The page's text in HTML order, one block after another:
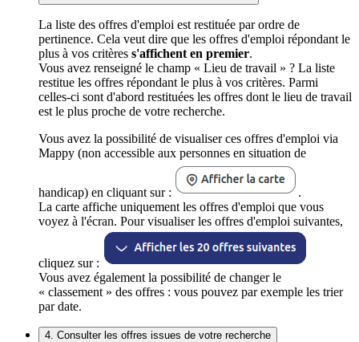
La liste des offres d'emploi est restituée par ordre de
pertinence. Cela veut dire que les offres d'emploi répondant le
plus à vos critères s'affichent en premier.
Vous avez renseigné le champ « Lieu de travail » ? La liste
restitue les offres répondant le plus à vos critères. Parmi
celles-ci sont d'abord restituées les offres dont le lieu de travail
est le plus proche de votre recherche.
Vous avez la possibilité de visualiser ces offres d'emploi via
Mappy (non accessible aux personnes en situation de
handicap) en cliquant sur :
.
La carte affiche uniquement les offres d'emploi que vous
voyez à l'écran. Pour visualiser les offres d'emploi suivantes,
cliquez sur :
Vous avez également la possibilité de changer le
« classement » des offres : vous pouvez par exemple les trier
par date.
4. Consulter les offres issues de votre recherche